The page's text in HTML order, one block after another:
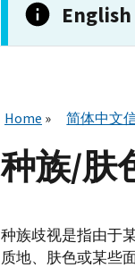
Home 简体中文
种族/肤
种族歧视是指由于
质地、肤色或某些